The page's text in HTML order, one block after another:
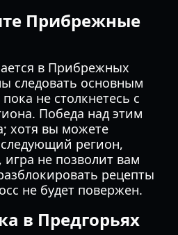
Прибрежные
в Прибрежных
следовать основным
не столкнетесь с
Победа над этим
хотя вы можете
регион,
не позволит вам
рецепты
не будет повержен.
в Предгорьях